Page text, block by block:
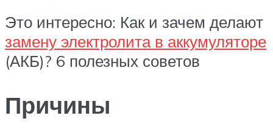
Это интересно: Как и зачем делают
замену электролита в аккумуляторе
(АКБ)? 6 полезных советов
Причины